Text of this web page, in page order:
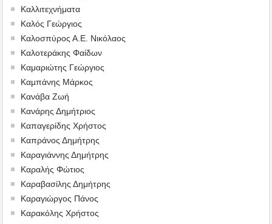
Καλλιτεχνήματα
Καλός Γεώργιος
Καλοσπύρος Α.Ε. Νικόλαος
Καλοτεράκης Φαίδων
Καμαριώτης Γεώργιος
Καμπάνης Μάρκος
Κανάβα Ζωή
Κανάρης Δημήτριος
Καπαγερίδης Χρήστος
Καπράνος Δημήτρης
Καραγιάννης Δημήτρης
Καραλής Φώτιος
Καραβασίλης Δημήτρης
Καραγιώργος Πάνος
Καρακόλης Χρήστος